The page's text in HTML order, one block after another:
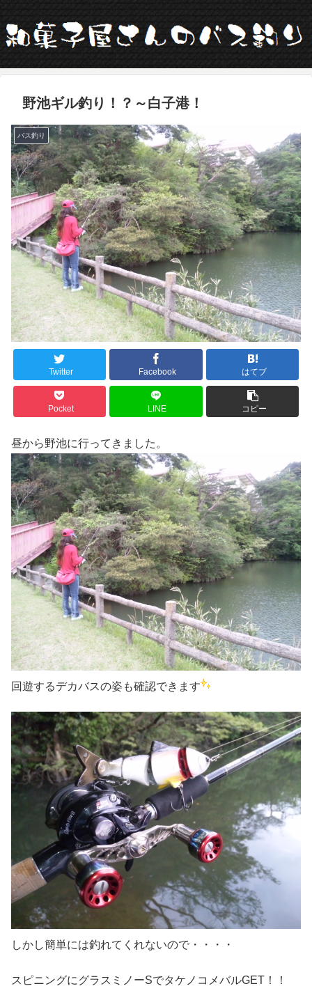
野池ギル釣り！？～白子港！
バス釣り
Twitter Facebook はてブ
Pocket LINE コピー
昼から野池に行ってきました。
回遊するデカバスの姿も確認できます
しかし簡単には釣れてくれないので・・・・
スピニングにグラスミノーSでタケノコメバルGET！！